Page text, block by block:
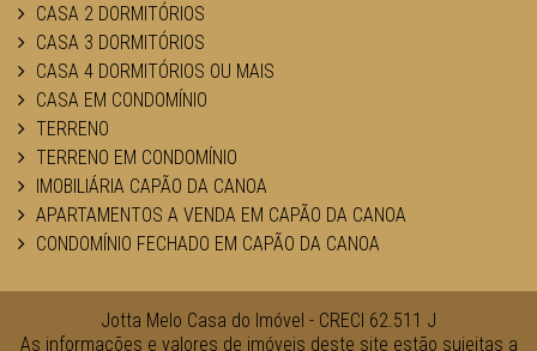
CASA 2 DORMITÓRIOS
CASA 3 DORMITÓRIOS
CASA 4 DORMITÓRIOS OU MAIS
CASA EM CONDOMÍNIO
TERRENO
TERRENO EM CONDOMÍNIO
IMOBILIÁRIA CAPÃO DA CANOA
APARTAMENTOS A VENDA EM CAPÃO DA CANOA
CONDOMÍNIO FECHADO EM CAPÃO DA CANOA
Jotta Melo Casa do Imóvel - CRECI 62.511 J
As informações e valores de imóveis deste site estão sujeitas a